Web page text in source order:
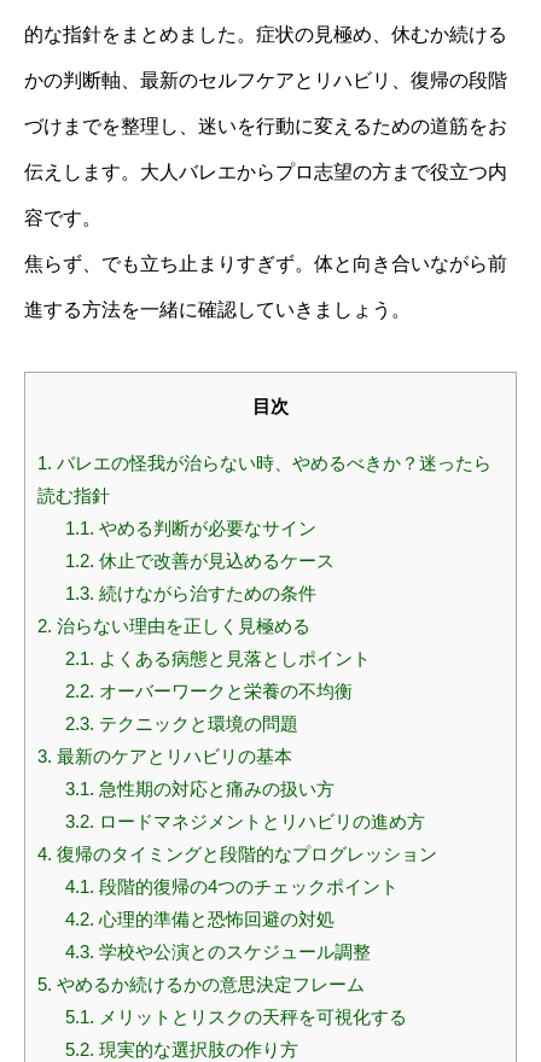
的な指針をまとめました。症状の見極め、休むか続ける
かの判断軸、最新のセルフケアとリハビリ、復帰の段階
づけまでを整理し、迷いを行動に変えるための道筋をお
伝えします。大人バレエからプロ志望の方まで役立つ内
容です。
焦らず、でも立ち止まりすぎず。体と向き合いながら前
進する方法を一緒に確認していきましょう。
目次
1. バレエの怪我が治らない時、やめるべきか？迷ったら
読む指針
1.1. やめる判断が必要なサイン
1.2. 休止で改善が見込めるケース
1.3. 続けながら治すための条件
2. 治らない理由を正しく見極める
2.1. よくある病態と見落としポイント
2.2. オーバーワークと栄養の不均衡
2.3. テクニックと環境の問題
3. 最新のケアとリハビリの基本
3.1. 急性期の対応と痛みの扱い方
3.2. ロードマネジメントとリハビリの進め方
4. 復帰のタイミングと段階的なプログレッション
4.1. 段階的復帰の4つのチェックポイント
4.2. 心理的準備と恐怖回避の対処
4.3. 学校や公演とのスケジュール調整
5. やめるか続けるかの意思決定フレーム
5.1. メリットとリスクの天秤を可視化する
5.2. 現実的な選択肢の作り方